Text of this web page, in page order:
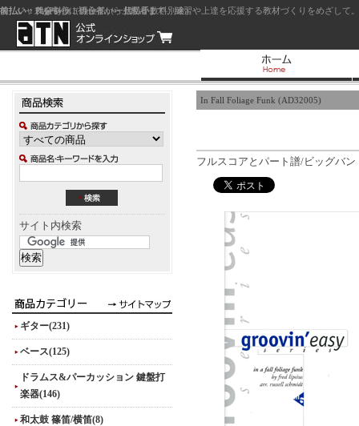
ジャズを中心に初心者から上級者まで、練習や上達を応援する教材づくりをめざし
サイト内検索
ギター(231)
ベース(125)
ドラムス&パーカッション 鍵盤打
楽器(146)
和太鼓 篠笛/横笛(8)
In Fall Foliage Funk (AD32005)
フルスコアとパート譜/ビッグバン
前払い：クレジットカード（一括払い）
後払い：代金引換（現金払い・代引手数料別途）
前払い：PayPay